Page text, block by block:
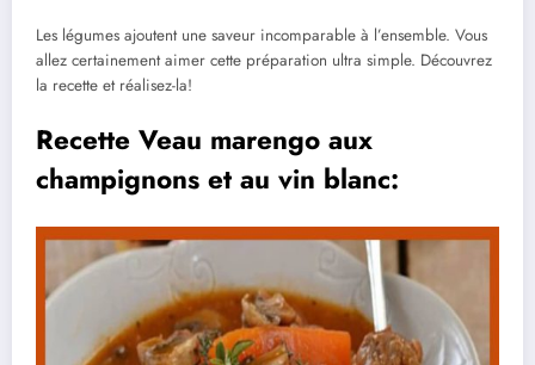
Les légumes ajoutent une saveur incomparable à l’ensemble. Vous
allez certainement aimer cette préparation ultra simple. Découvrez
la recette et réalisez-la!
Recette Veau marengo aux
champignons et au vin blanc: